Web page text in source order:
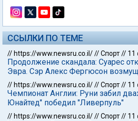
ССЫЛКИ ПО ТЕМЕ
// https://www.newsru.co.il///Спорт// 11
Продолжение скандала: Суарес
Эвра. Сэр Алекс Фергюсон
// https://www.newsru.co.il///Спорт// 11
Чемпионат Англии: Руни забил
Юнайтед" победил "Ливерпуль"
// https://www.newsru.co.il///Спорт// 11